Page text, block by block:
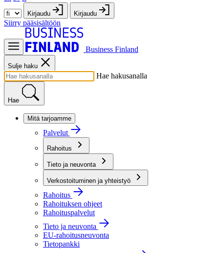
Kirjaudu Kirjaudu
Siirry pääsisältöön
Business Finland
Sulje haku
Hae hakusanalla
Hae
Mitä tarjoamme
Palvelut
Rahoitus
Tieto ja neuvonta
Verkostoituminen ja yhteistyö
Rahoitus
Rahoituksen ohjeet
Rahoituspalvelut
Tieto ja neuvonta
EU-rahoitusneuvonta
Tietopankki